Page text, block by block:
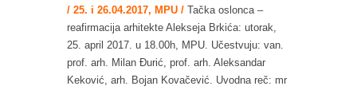
/ 25. i 26.04.2017, MPU / Tačka oslonca –
reafirmacija arhitekte Alekseja Brkića: utorak,
25. april 2017. u 18.00h, MPU. Učestvuju: van.
prof. arh. Milan Đurić, prof. arh. Aleksandar
Keković, arh. Bojan Kovačević. Uvodna reč: mr